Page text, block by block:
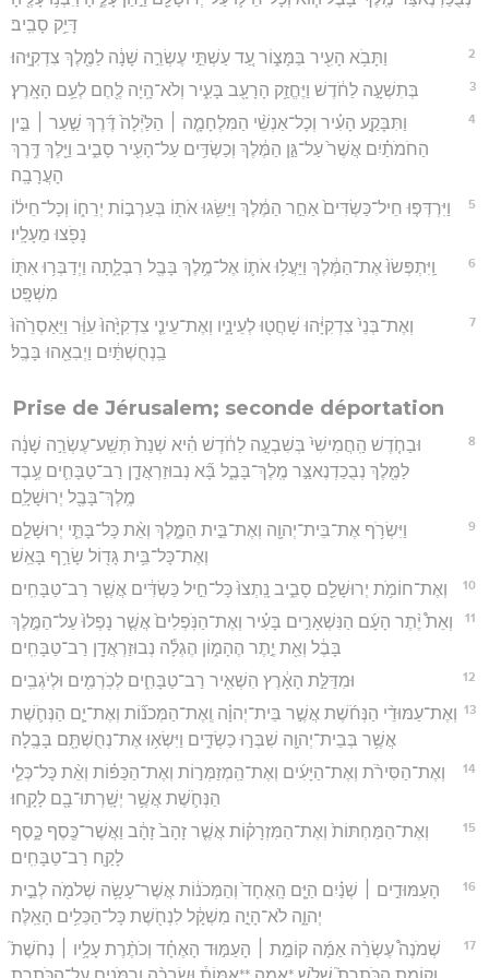
דָּיֵ֥ק סָבִֽיב׃
2 וַתָּבֹ֥א הָעִ֖יר בַּמָּצ֑וֹר עַ֚ד עַשְׁתֵּ֣י עֶשְׂרֵ֣ה שָׁנָ֔ה לַמֶּ֖לֶךְ צִדְקִיָּֽהוּ׃
3 בְּתִשְׁעָ֣ה לַחֹ֔דֶשׁ וַיֶּחֱזַ֥ק הָרָעָ֖ב בָּעִ֑יר וְלֹא־הָ֥יָה לֶ֖חֶם לְעַ֥ם הָאָֽרֶץ׃
4
וַתִּבָּקַ֣ע הָעִ֗יר וְכָל־אַנְשֵׁ֨י הַמִּלְחָמָ֤ה ׀ הַלַּ֙יְלָה֙ דֶּ֜רֶךְ שַׁ֣עַר ׀ בֵּ֣ין
הַחֹמֹתַ֗יִם אֲשֶׁר֙ עַל־גַּ֣ן הַמֶּ֔לֶךְ וְכַשְׂדִּ֥ים עַל־הָעִ֖יר סָבִ֑יב וַיֵּ֖לֶךְ דֶּ֥רֶךְ
הָעֲרָבָֽה׃
5
וַיִּרְדְּפ֤וּ חֵיל־כַּשְׂדִּים֙ אַחַ֣ר הַמֶּ֔לֶךְ וַיַּשִּׂ֥גוּ אֹת֖וֹ בְּעַרְב֣וֹת יְרֵח֑וֹ וְכָל־חֵיל֔וֹ
נָפֹ֖צוּ מֵעָלָֽיו׃
6
וַֽיִּתְפְּשׂוּ֙ אֶת־הַמֶּ֔לֶךְ וַיַּעֲל֥וּ אֹת֛וֹ אֶל־מֶ֥לֶךְ בָּבֶ֖ל רִבְלָ֑תָה וַיְדַבְּר֥וּ אִתּ֖וֹ
מִשְׁפָּֽט׃
7
וְאֶת־בְּנֵי֙ צִדְקִיָּ֔הוּ שָׁחֲט֖וּ לְעֵינָ֑יו וְאֶת־עֵינֵ֤י צִדְקִיָּ֙הוּ֙ עִוֵּ֔ר וַיַּאַסְרֵ֙הוּ֙
בַֽנְחֻשְׁתַּ֔יִם וַיְבִאֵ֖הוּ בָּבֶֽל׃
Prise de Jérusalem; seconde déportation
8
וּבַחֹ֤דֶשׁ הַֽחֲמִישִׁי֙ בְּשִׁבְעָ֣ה לַחֹ֔דֶשׁ הִ֗יא שְׁנַת֙ תְּשַֽׁע־עֶשְׂרֵ֣ה שָׁנָ֔ה
לַמֶּ֖לֶךְ נְבֻכַדְנֶאצַּ֣ר מֶֽלֶךְ־בָּבֶ֑ל בָּ֞א נְבוּזַרְאֲדָ֧ן רַב־טַבָּחִ֛ים עֶ֥בֶד
מֶֽלֶךְ־בָּבֶ֖ל יְרוּשָׁלִָֽם׃
9
וַיִּשְׂרֹ֥ף אֶת־בֵּית־יְהוָ֖ה וְאֶת־בֵּ֣ית הַמֶּ֑לֶךְ וְאֵ֨ת כָּל־בָּתֵּ֧י יְרוּשָׁלִַ֛ם
וְאֶת־כָּל־בֵּ֥ית גָּד֖וֹל שָׂרַ֥ף בָּאֵֽשׁ׃
10 וְאֶת־חוֹמֹ֥ת יְרוּשָׁלִַ֖ם סָבִ֑יב נָֽתְצוּ֙ כָּל־חֵ֣יל כַּשְׂדִּ֔ים אֲשֶׁ֖ר רַב־טַבָּחִֽים׃
11
וְאֵת֩ יֶ֨תֶר הָעָ֜ם הַנִּשְׁאָרִ֣ים בָּעִ֗יר וְאֶת־הַנֹּֽפְלִים֙ אֲשֶׁ֤ר נָפְלוּ֙ עַל־הַמֶּ֣לֶךְ
בָּבֶ֔ל וְאֵ֖ת יֶ֣תֶר הֶהָמ֑וֹן הֶגְלָ֕ה נְבוּזַרְאֲדָ֖ן רַב־טַבָּחִֽים׃
12 וּמִדַּלַּ֣ת הָאָ֔רֶץ הִשְׁאִ֖יר רַב־טַבָּחִ֑ים לְכֹֽרְמִ֖ים וּלְיֹגְבִֽים׃
13 וְאֶת־עַמּוּדֵ֨י הַנְּחֹ֜שֶׁת אֲשֶׁ֣ר בֵּית־יְהוָ֗ה וְֽאֶת־הַמְּכֹנ֞וֹת וְאֶת־יָ֧ם הַנְּחֹ֛שֶׁת
אֲשֶׁ֥ר בְּבֵית־יְהוָ֖ה שִׁבְּר֣וּ כַשְׂדִּ֑ים וַיִּשְׂא֥וּ אֶת־נְחֻשְׁתָּ֖ם בָּבֶֽלָה׃
14
וְאֶת־הַסִּירֹ֨ת וְאֶת־הַיָּעִ֜ים וְאֶת־הַֽמְזַמְּר֣וֹת וְאֶת־הַכַּפּ֗וֹת וְאֵ֨ת כָּל־כְּלֵ֧י
הַנְּחֹ֛שֶׁת אֲשֶׁ֥ר יְשָֽׁרְתוּ־בָ֖ם לָקָֽחוּ׃
15
וְאֶת־הַמַּחְתּוֹת֙ וְאֶת־הַמִּזְרָק֗וֹת אֲשֶׁ֤ר זָהָב֙ זָהָ֔ב וַאֲשֶׁר־כֶּ֖סֶף כָּ֑סֶף
לָקַ֖ח רַב־טַבָּחִֽים׃
16
הָעַמּוּדִ֣ים ׀ שְׁנַ֗יִם הַיָּ֤ם הָֽאֶחָד֙ וְהַמְּכֹנ֔וֹת אֲשֶׁר־עָשָׂ֥ה שְׁלֹמֹ֖ה לְבֵ֣ית
יְהוָ֑ה לֹא־הָיָ֣ה מִשְׁקָ֔ל לִנְחֹ֖שֶׁת כָּל־הַכֵּלִ֥ים הָאֵֽלֶּה׃
17
שְׁמֹנֶה֩ עֶשְׂרֵ֨ה אַמָּ֜ה קוֹמַ֣ת ׀ הָעַמּ֣וּד הָאֶחָ֗ד וְכֹתֶ֨רֶת עָלָ֥יו ׀ נְחֹשֶׁת֮